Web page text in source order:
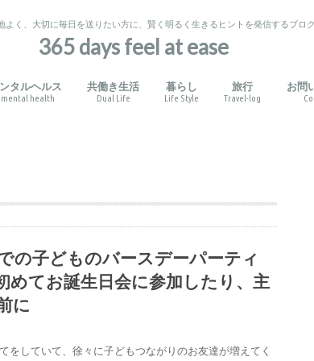
よく、大切に毎日を送りたい方に、賢く明るく生きるヒントを発信するブロ
365 days feel at ease
タルヘルス
mental health
共働き生活
Dual Life
暮らし
Life Style
旅行
Travel-log
お問
の子どものバースデーパーティ
めてお誕生日会に参加したり、主
に
をしていて、徐々に子どもつながりのお友達が増えてく